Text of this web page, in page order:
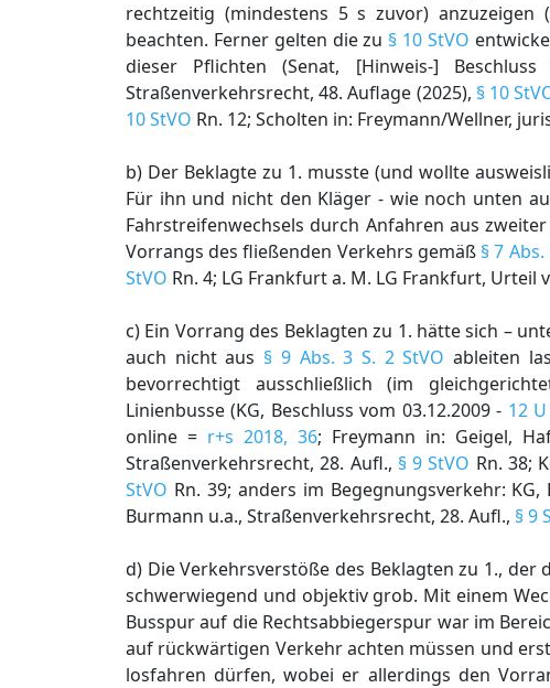
rechtzeitig (mindestens 5 s zuvor)
beachten. Ferner gelten die zu § 10 StVO
dieser Pflichten (Senat, [Hinweis-]
Straßenverkehrsrecht, 48. Auflage (2025), § 10
10 StVO Rn. 12; Scholten in: Freymann/Wellner,
b) Der Beklagte zu 1. musste (und wollte
Für ihn und nicht den Kläger - wie noch unten
Fahrstreifenwechsels durch Anfahren aus
Vorrangs des fließenden Verkehrs gemäß § 7 Abs.
StVO Rn. 4; LG Frankfurt a. M. LG Frankfurt, Urteil
c) Ein Vorrang des Beklagten zu 1. hätte sich –
auch nicht aus § 9 Abs. 3 S. 2 StVO ableiten
bevorrechtigt ausschließlich (im
Linienbusse (KG, Beschluss vom 03.12.2009 - 12
online = r+s 2018, 36; Freymann in: Geigel,
Straßenverkehrsrecht, 28. Aufl., § 9 StVO Rn. 38;
StVO Rn. 39; anders im Begegnungsverkehr: KG,
Burmann u.a., Straßenverkehrsrecht, 28. Aufl., § 9
d) Die Verkehrsverstöße des Beklagten zu 1.,
schwerwiegend und objektiv grob. Mit einem
Busspur auf die Rechtsabbiegerspur war im
auf rückwärtigen Verkehr achten müssen und
losfahren dürfen, wobei er allerdings den